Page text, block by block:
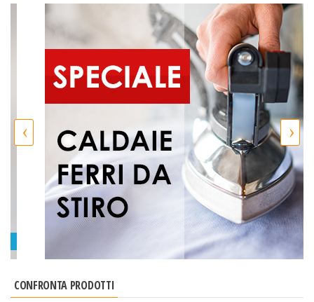
‹ ›
CONFRONTA PRODOTTI